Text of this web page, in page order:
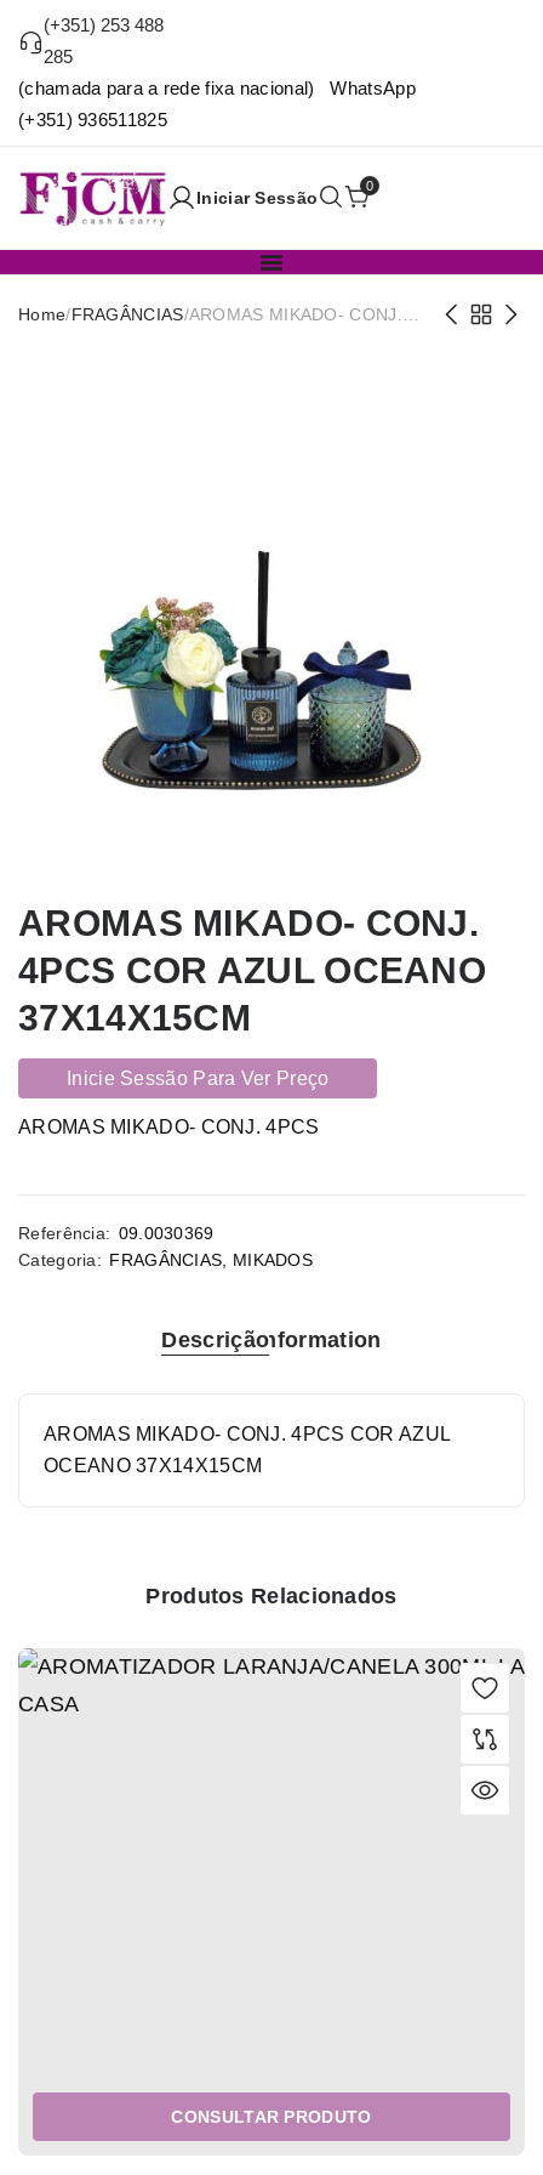
(+351) 253 488
285
(chamada para a rede fixa nacional) WhatsApp
(+351) 936511825
Iniciar Sessão
0
Home/FRAGÂNCIAS/AROMAS MIKADO- CONJ.
AROMAS MIKADO- CONJ.
4PCS COR AZUL OCEANO
37X14X15CM
Inicie Sessão Para Ver Preço
AROMAS MIKADO- CONJ. 4PCS
Referência: 09.0030369
Categoria: FRAGÂNCIAS MIKADOS
DescriçãoInformation
AROMAS MIKADO- CONJ. 4PCS COR AZUL
OCEANO 37X14X15CM
Produtos Relacionados
CONSULTAR PRODUTO